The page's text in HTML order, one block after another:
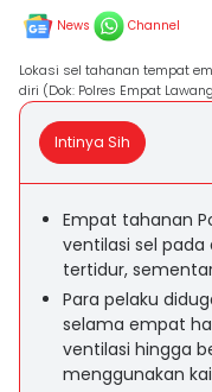
News Channel
Lokasi sel tahanan tempat
diri (Dok: Polres Empat
Intinya Sih
Empat tahanan
ventilasi sel pada
tertidur,
Para pelaku
selama empat
ventilasi hingga
menggunakan